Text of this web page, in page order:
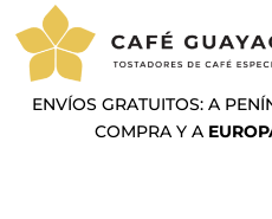
ENVÍOS GRATUITOS: A
COMPRA Y A